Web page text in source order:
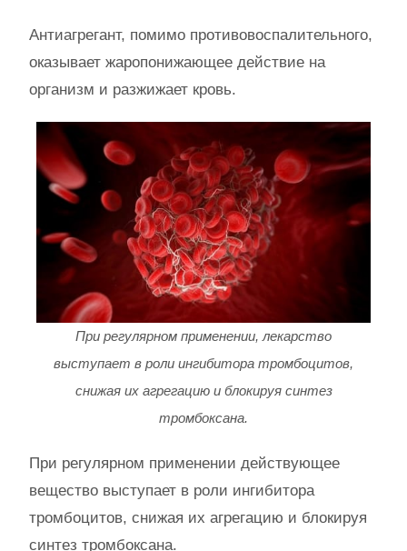
Антиагрегант, помимо противовоспалительного,
оказывает жаропонижающее действие на
организм и разжижает кровь.
При регулярном применении, лекарство
выступает в роли ингибитора тромбоцитов,
снижая их агрегацию и блокируя синтез
тромбоксана.
При регулярном применении действующее
вещество выступает в роли ингибитора
тромбоцитов, снижая их агрегацию и блокируя
синтез тромбоксана.